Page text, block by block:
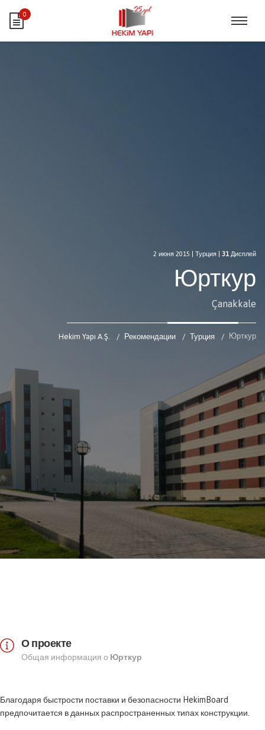
0
2 июня 2015 Турция 31 Дисплей
Юрткур
Çanakkale
Hekim Yapı A.Ş. Рекомендации Турция Юрткур
О проекте
Общая информация о Юрткур
Благодаря быстрости поставки и безопасности HekimBoard
предпочитается в данных распространенных типах конструкции.